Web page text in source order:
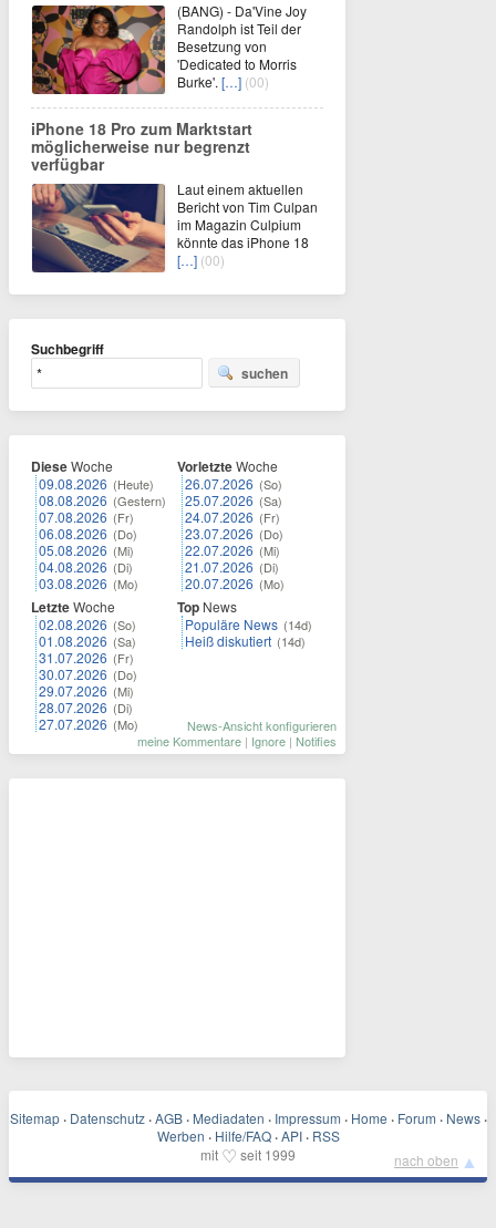
(BANG) - Da'Vine Joy
Randolph ist Teil der
Besetzung von
'Dedicated to Morris
Burke'. […] (00)
iPhone 18 Pro zum Marktstart
möglicherweise nur begrenzt
verfügbar
Laut einem aktuellen
Bericht von Tim Culpan
im Magazin Culpium
könnte das iPhone 18
[…] (00)
Suchbegriff
suchen
DieseWoche
09.08.2026 (Heute)
08.08.2026 (Gestern)
07.08.2026 (Fr)
06.08.2026 (Do)
05.08.2026 (Mi)
04.08.2026 (Di)
03.08.2026 (Mo)
LetzteWoche
02.08.2026 (So)
01.08.2026 (Sa)
31.07.2026 (Fr)
30.07.2026 (Do)
29.07.2026 (Mi)
28.07.2026 (Di)
27.07.2026 (Mo)
VorletzteWoche
26.07.2026 (So)
25.07.2026 (Sa)
24.07.2026 (Fr)
23.07.2026 (Do)
22.07.2026 (Mi)
21.07.2026 (Di)
20.07.2026 (Mo)
Top News
Populäre News (14d)
Heiß diskutiert (14d)
News-Ansicht konfigurieren
meine Kommentare | Ignore | Notifies
Sitemap · Datenschutz · AGB · Mediadaten · Impressum · Home · Forum · News ·
Werben · Hilfe/FAQ · API · RSS
mit ♡ seit 1999 nach oben ▲